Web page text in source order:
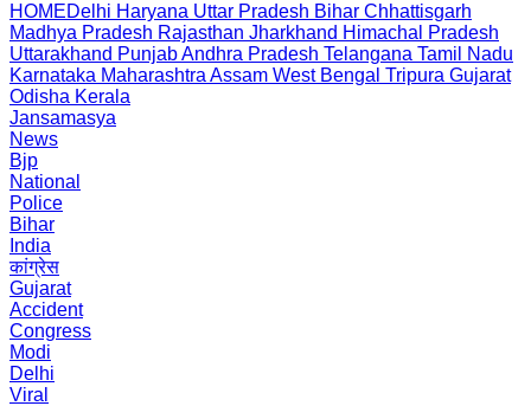
HOMEDelhi Haryana Uttar Pradesh Bihar Chhattisgarh
Madhya Pradesh Rajasthan Jharkhand Himachal Pradesh
Uttarakhand PunjabAndhra Pradesh Telangana Tamil Nadu
Karnataka Maharashtra Assam West Bengal Tripura Gujarat
Odisha Kerala
Jansamasya
News
Bjp
National
Police
Bihar
India
कांग्रेस
Gujarat
Accident
Congress
Modi
Delhi
Viral